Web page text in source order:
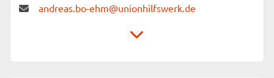
andreas.bo-ehm@unionhilfswerk.de
Unionhilfswerk Sozialeinrichtungen